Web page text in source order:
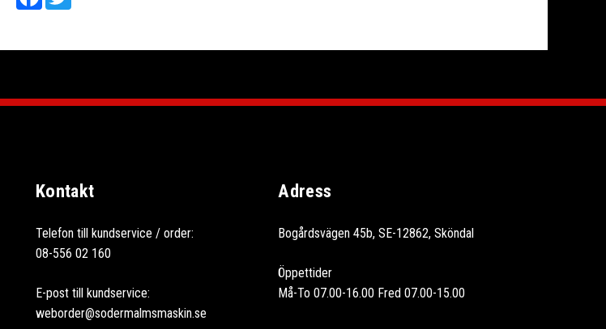
Kontakt
Telefon till kundservice / order:
08-556 02 160
E-post till kundservice:
weborder@sodermalmsmaskin.se
Adress
Bogårdsvägen 45b, SE-12862, Sköndal
Öppettider
Må-To 07.00-16.00 Fred 07.00-15.00